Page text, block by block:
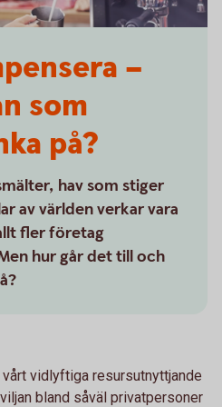
–
som
på?
hav som stiger
av världen verkar vara
fler företag
hur går det till och
vidlyftiga resursutnyttjande
bland såväl privatpersoner